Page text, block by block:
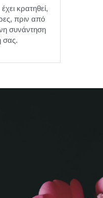
κρατηθεί,
πριν από
συνάντηση
σας.